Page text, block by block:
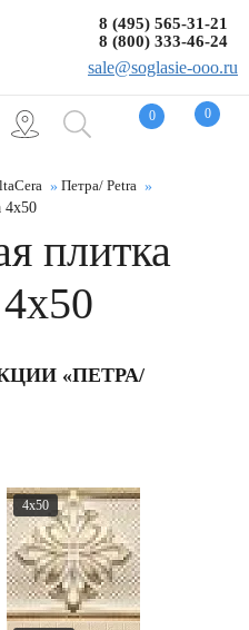
0 0
8 (495) 565-31-21
8 (800) 333-46-24
sale@soglasie-ooo.ru
Петра/ Petra
4x50
плитка
«ПЕТРА/
4x50